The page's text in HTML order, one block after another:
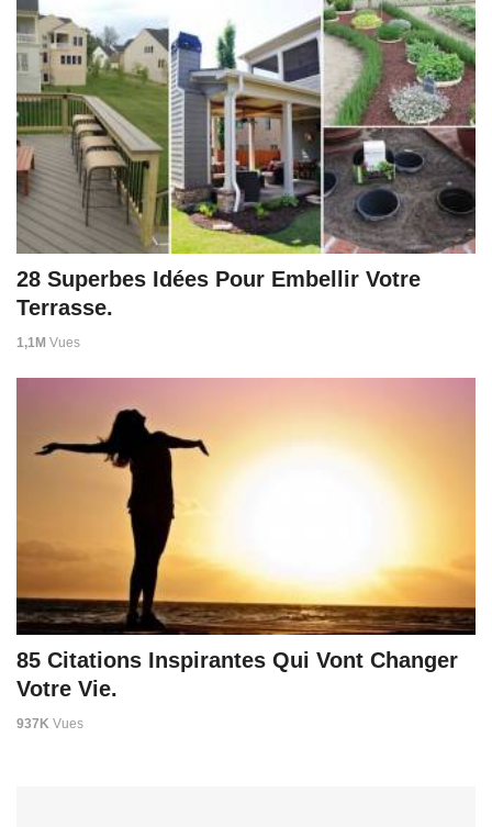
28 Superbes Idées Pour Embellir Votre
Terrasse.
1,1M Vues
85 Citations Inspirantes Qui Vont Changer
Votre Vie.
937K Vues